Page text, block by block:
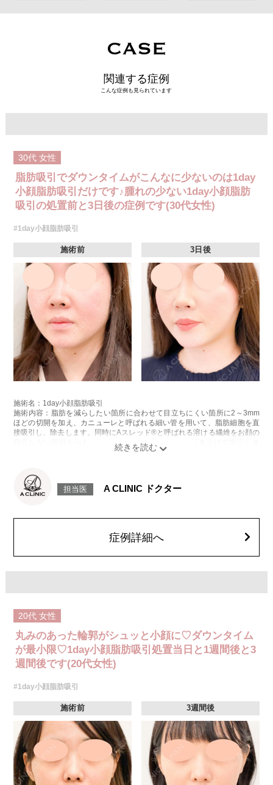
CASE
関連する症例
こんな症例も見られています
30代 女性
脂肪吸引でダウンタイムがこんなに少ないのは1day
小顔脂肪吸引だけです♪腫れの少ない1day小顔脂肪
吸引の処置前と3日後の症例です(30代女性)
#1day小顔脂肪吸引
施術前 3日後
施術名：1day小顔脂肪吸引
施術内容：脂肪を減らしたい箇所に合わせて目立ちにくい箇所に2～3mm
ほどの切開を加え、カニューレと呼ばれる細い管を用いて、脂肪細胞を直
接吸引し、除去します。同時にAスレッド®と呼ばれる溶ける繊維をお顔の
目立たない部分から皮下へ挿入し、皮膚を内側から引き上げて固定しま
感などが術後一時的に生じることがございます。また、稀に貧血、細菌感
染症、左右差、施術箇所の知覚鈍麻、ぼこつき、硬結、瘢痕化、色素沈
顔の脂肪吸引箇所の追加 1ヶ所ごと+162,800円(税込)
オプション：笑気麻酔 3,300円(税込)
担当医 A CLINIC ドクター
症例詳細へ
20代 女性
丸みのあった輪郭がシュッと小顔に♡ダウンタイム
が最小限♡1day小顔脂肪吸引処置当日と1週間後と3
週間後です(20代女性)
#1day小顔脂肪吸引
施術前 3週間後